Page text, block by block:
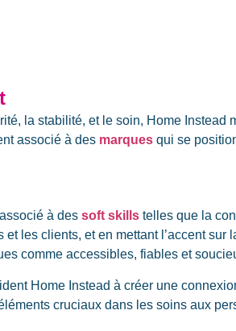
la stabilité, et le soin, Home Instead
associé à des marques qui se
à des soft skills telles que la
et les clients, et en mettant l’accent
comme accessibles, fiables et
Home Instead à créer une
cruciaux dans les soins aux